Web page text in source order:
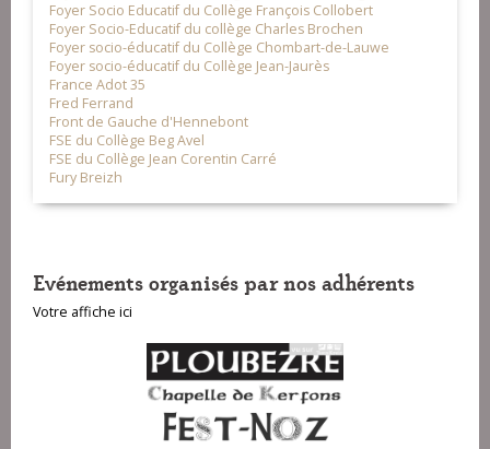
Foyer Socio Educatif du Collège François Collobert
Foyer Socio-Educatif du collège Charles Brochen
Foyer socio-éducatif du Collège Chombart-de-Lauwe
Foyer socio-éducatif du Collège Jean-Jaurès
France Adot 35
Fred Ferrand
Front de Gauche d'Hennebont
FSE du Collège Beg Avel
FSE du Collège Jean Corentin Carré
Fury Breizh
Evénements organisés par nos adhérents
Votre affiche ici